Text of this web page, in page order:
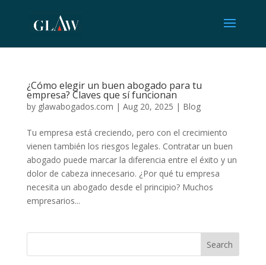
¿Cómo elegir un buen abogado para tu
empresa? Claves que sí funcionan
by glawabogados.com | Aug 20, 2025 | Blog
Tu empresa está creciendo, pero con el crecimiento
vienen también los riesgos legales. Contratar un buen
abogado puede marcar la diferencia entre el éxito y un
dolor de cabeza innecesario. ¿Por qué tu empresa
necesita un abogado desde el principio? Muchos
empresarios...
Search